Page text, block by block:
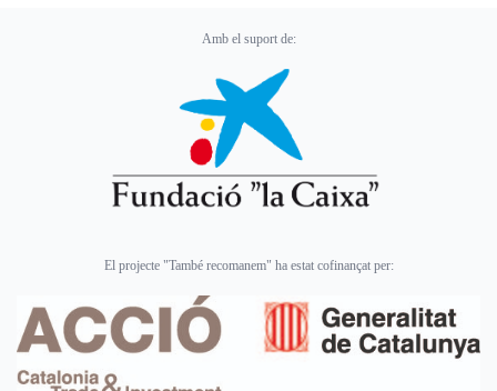
Amb el suport de:
El projecte "També recomanem" ha estat cofinançat per: